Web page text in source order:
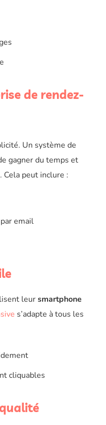
de rendez-
Un système de
gagner du temps et
Cela peut inclure :
email
leursmartphone
s’adapte à tous les
cliquables